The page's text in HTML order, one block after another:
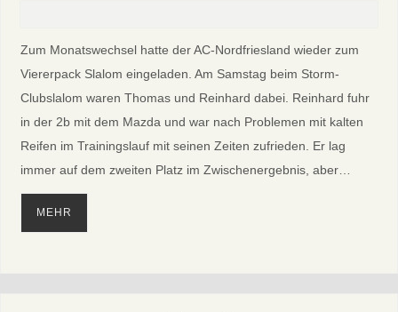
Zum Monatswechsel hatte der AC-Nordfriesland wieder zum
Viererpack Slalom eingeladen. Am Samstag beim Storm-
Clubslalom waren Thomas und Reinhard dabei. Reinhard fuhr
in der 2b mit dem Mazda und war nach Problemen mit kalten
Reifen im Trainingslauf mit seinen Zeiten zufrieden. Er lag
immer auf dem zweiten Platz im Zwischenergebnis, aber…
MEHR